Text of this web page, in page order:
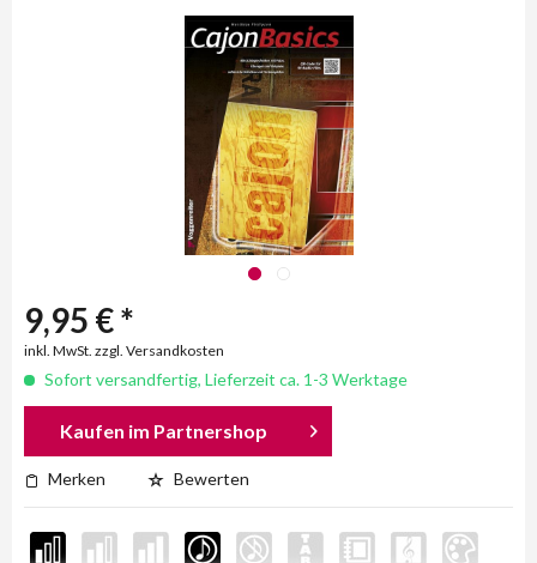
9,95 € *
inkl. MwSt. zzgl. Versandkosten
Sofort versandfertig, Lieferzeit ca. 1-3 Werktage
Kaufen im Partnershop
Merken Bewerten